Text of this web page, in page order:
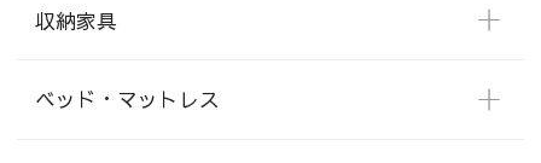
収納家具
ベッド・マットレス